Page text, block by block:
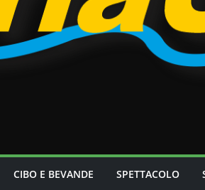
CIBO E BEVANDE SPETTACOLO